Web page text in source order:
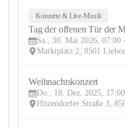
Konzerte & Live-Musik
Tag der offenen Tür der
Sa., 30. Mai 2026, 07:00
Marktplatz 2, 8501
Weihnachtskonzert
Do., 18. Dez. 2025, 17:00
Hitzendorfer Straße 3,